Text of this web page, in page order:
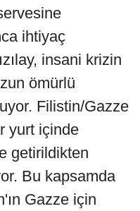
ihtiyaç
insani krizin
ömürlü
Filistin/Gazze
yurt içinde
getirildikten
Bu kapsamda
Gazze için